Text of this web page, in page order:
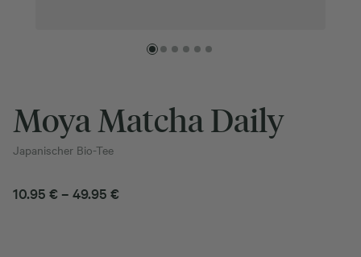
Moya Matcha Daily
Japanischer Bio-Tee
10.95 € – 49.95 €